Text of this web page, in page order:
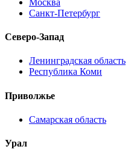
Санкт-Петербург
Северо-Запад
Ленинградская область
Республика Коми
Приволжье
Самарская область
Урал